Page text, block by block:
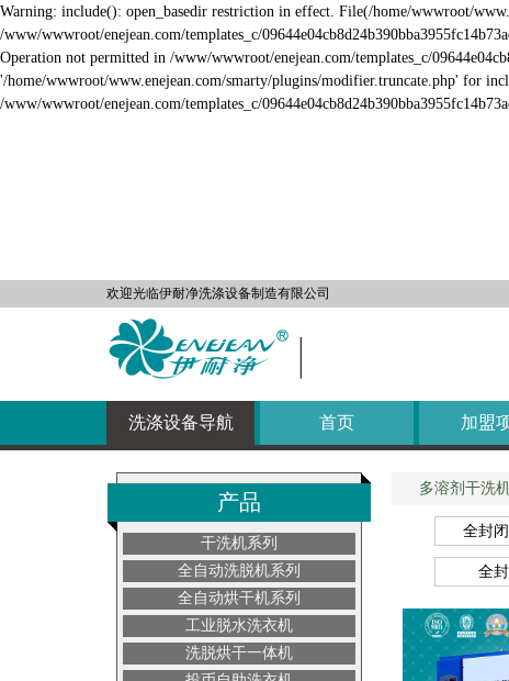
Warning: include(): open_basedir restriction in effect. File(/home/wwwroot/
/www/wwwroot/enejean.com/templates_c/
Operation not permitted in /www/wwwroot/enejean.com/templates_c/
'/home/wwwroot/www.enejean.com/smarty/plugins/modifier.truncate.php' for
/www/wwwroot/enejean.com/templates_c/
欢迎光临伊耐净洗涤设备制造有限公司
洗涤设备导航 首页 加盟
X
自助洗衣
产品
干洗机系列
全自动洗脱机系列
全自动烘干机系列
工业脱水洗衣机
洗脱烘干一体机
多溶剂干洗
全封
全